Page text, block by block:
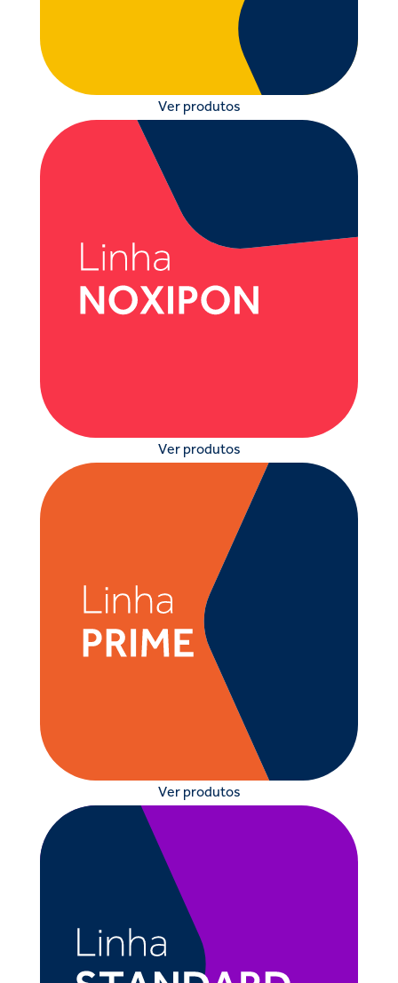
Ver produtos
Ver produtos
Ver produtos